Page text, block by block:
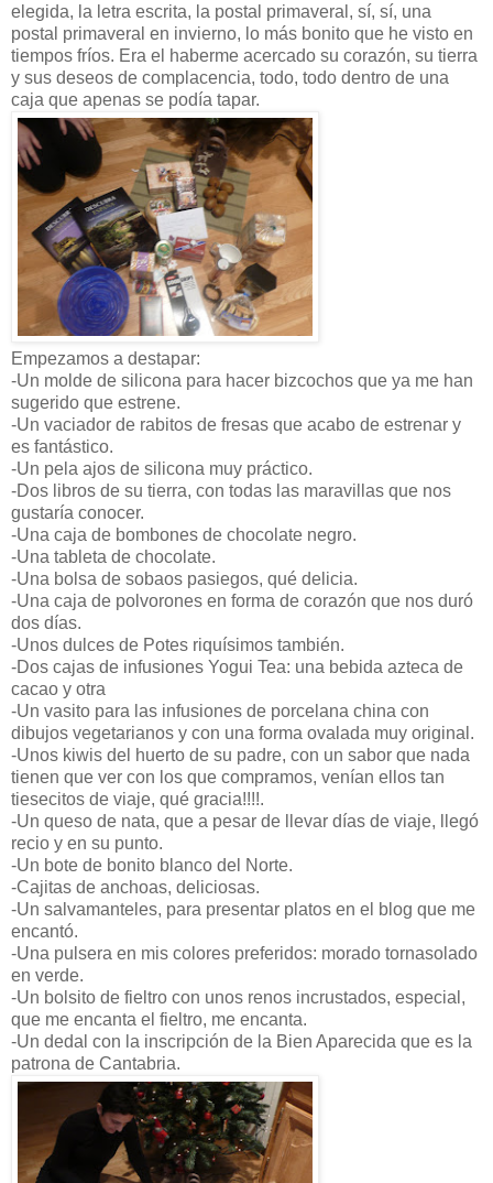
elegida, la letra escrita, la postal primaveral, sí, sí, una
postal primaveral en invierno, lo más bonito que he visto en
tiempos fríos. Era el haberme acercado su corazón, su tierra
y sus deseos de complacencia, todo, todo dentro de una
caja que apenas se podía tapar.
Empezamos a destapar:
-Un molde de silicona para hacer bizcochos que ya me han
sugerido que estrene.
-Un vaciador de rabitos de fresas que acabo de estrenar y
es fantástico.
-Un pela ajos de silicona muy práctico.
-Dos libros de su tierra, con todas las maravillas que nos
gustaría conocer.
-Una caja de bombones de chocolate negro.
-Una tableta de chocolate.
-Una bolsa de sobaos pasiegos, qué delicia.
-Una caja de polvorones en forma de corazón que nos duró
dos días.
-Unos dulces de Potes riquísimos también.
-Dos cajas de infusiones Yogui Tea: una bebida azteca de
cacao y otra
-Un vasito para las infusiones de porcelana china con
dibujos vegetarianos y con una forma ovalada muy original.
-Unos kiwis del huerto de su padre, con un sabor que nada
tienen que ver con los que compramos, venían ellos tan
tiesecitos de viaje, qué gracia!!!!.
-Un queso de nata, que a pesar de llevar días de viaje, llegó
recio y en su punto.
-Un bote de bonito blanco del Norte.
-Cajitas de anchoas, deliciosas.
-Un salvamanteles, para presentar platos en el blog que me
encantó.
-Una pulsera en mis colores preferidos: morado tornasolado
en verde.
-Un bolsito de fieltro con unos renos incrustados, especial,
que me encanta el fieltro, me encanta.
-Un dedal con la inscripción de la Bien Aparecida que es la
patrona de Cantabria.